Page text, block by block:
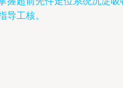
导工核。